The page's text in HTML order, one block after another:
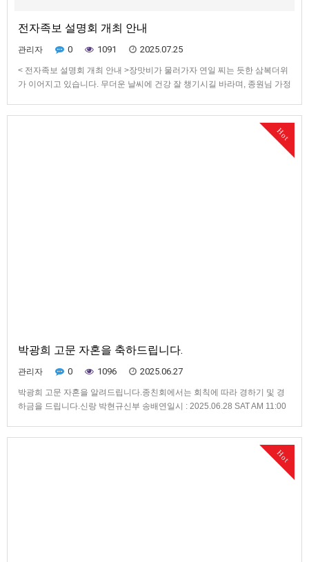
전자족보 설명회 개최 안내
관리자 0 1091 2025.07.25
< 전자족보 설명회 개최 안내 >장맛비가 물러가자 연일 찌는 듯한 삼복더위
가 이어지고 있습니다. 무더운 날씨에 건강 잘 챙기시길 바라며, 종원님 가정
Hot
박광희 고문 자혼을 축하드립니다.
관리자 0 1096 2025.06.27
박광희 고문 자혼을 알려드립니다.종친회에서는 회칙에 따라 경하기 및 경
하금을 드립니다.신랑 박현규신부 송배연일시 : 2025.06.28 SAT AM 11:00
Hot